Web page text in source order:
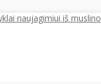
naujagimiui iš muslino